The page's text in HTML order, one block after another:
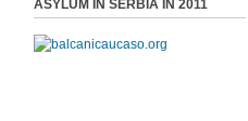
ASYLUM IN SERBIA IN 2011